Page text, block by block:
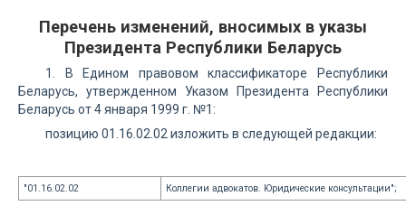
Перечень изменений, вносимых в указы
Президента Республики Беларусь
1. В Едином правовом классификаторе Республики
Беларусь, утвержденном Указом Президента Республики
Беларусь от 4 января 1999 г. №1:
позицию 01.16.02.02 изложить в следующей редакции:
"01.16.02.02 Коллегии адвокатов. Юридические консультации";